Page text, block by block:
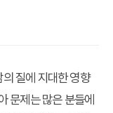
질에 지대한 영향
문제는 많은 분들에